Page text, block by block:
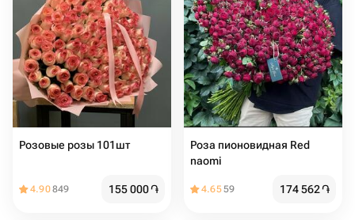
Розовые розы 101шт
4.90849 155 000֏
Роза пионовидная Red
naomi
4.6559 174 562֏